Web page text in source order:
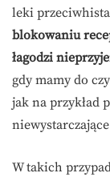
leki
blokowaniu
łagodzi
gdy mamy do
jak na przykład
W takich